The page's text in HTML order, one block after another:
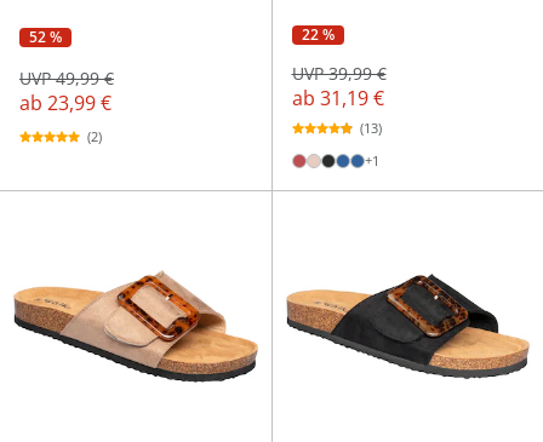
52 %
ab 23,99 €
UVP 49,99 €
(2)
22 %
ab 31,19 €
UVP 39,99 €
(13)
+1